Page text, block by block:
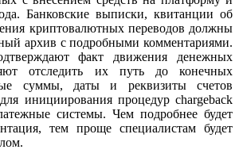
Банковские выписки, квитанции об
криптовалютных переводов должны
архив с подробными комментариями.
факт движения денежных
отследить их путь до конечных
суммы, даты и реквизиты счетов
инициирования процедур chargeback
системы. Чем подробнее будет
тем проще специалистам будет